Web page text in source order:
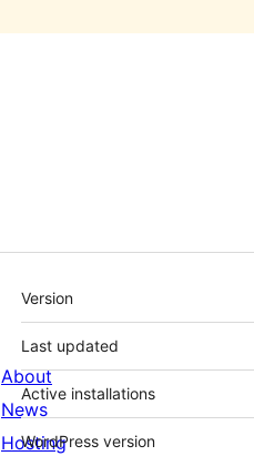
ཟུར་
བརྗོད།
Version
Last updated
Active installations
WordPress version
About
News
Hosting